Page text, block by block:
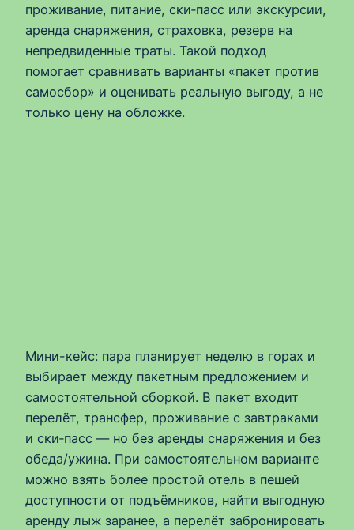
проживание, питание, ски‑пасс или экскурсии,
аренда снаряжения, страховка, резерв на
непредвиденные траты. Такой подход
помогает сравнивать варианты «пакет против
самосбор» и оценивать реальную выгоду, а не
только цену на обложке.
Мини-кейс: пара планирует неделю в горах и
выбирает между пакетным предложением и
самостоятельной сборкой. В пакет входит
перелёт, трансфер, проживание с завтраками
и ски‑пасс — но без аренды снаряжения и без
обеда/ужина. При самостоятельном варианте
можно взять более простой отель в пешей
доступности от подъёмников, найти выгодную
аренду лыж заранее, а перелёт забронировать